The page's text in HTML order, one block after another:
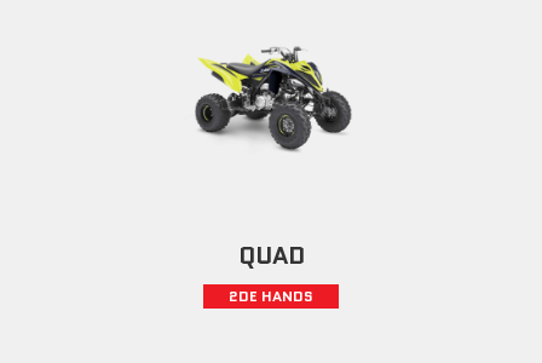
QUAD
2DE HANDS